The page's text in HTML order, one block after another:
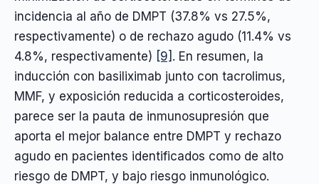
incidencia al año de DMPT (37.8% vs 27.5%,
respectivamente) o de rechazo agudo (11.4% vs
4.8%, respectivamente) [9] . En resumen, la
inducción con basiliximab junto con tacrolimus,
MMF, y exposición reducida a corticosteroides,
parece ser la pauta de inmunosupresión que
aporta el mejor balance entre DMPT y rechazo
agudo en pacientes identificados como de alto
riesgo de DMPT, y bajo riesgo inmunológico.